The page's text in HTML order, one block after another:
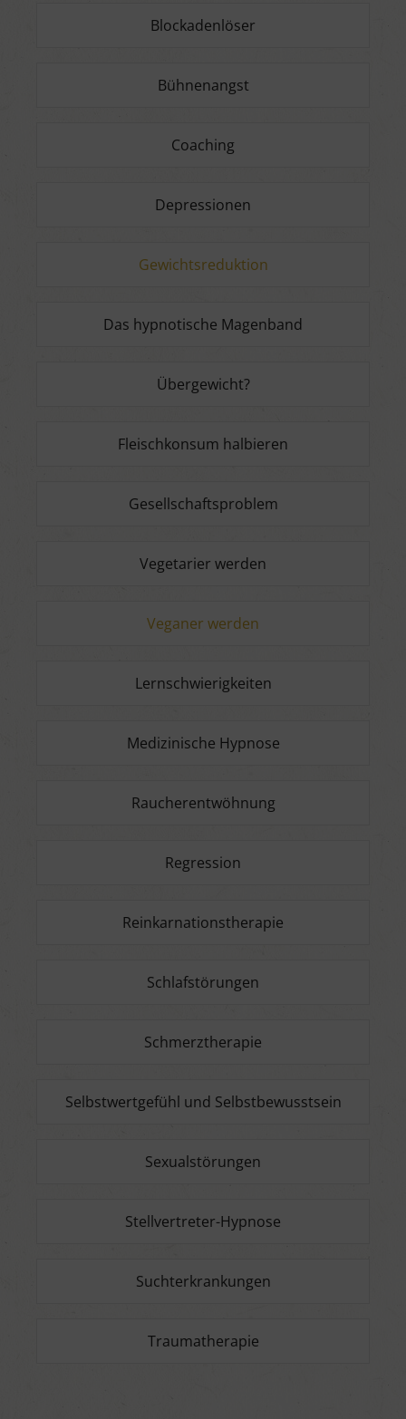
Blockadenlöser
Bühnenangst
Coaching
Depressionen
Gewichtsreduktion
Das hypnotische Magenband
Übergewicht?
Fleischkonsum halbieren
Gesellschaftsproblem
Vegetarier werden
Veganer werden
Lernschwierigkeiten
Medizinische Hypnose
Raucherentwöhnung
Regression
Reinkarnationstherapie
Schlafstörungen
Schmerztherapie
Selbstwertgefühl und Selbstbewusstsein
Sexualstörungen
Stellvertreter-Hypnose
Suchterkrankungen
Traumatherapie